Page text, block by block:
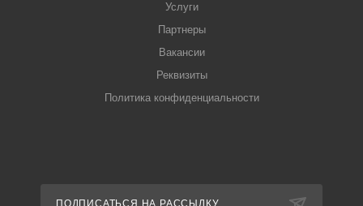
Услуги
Партнеры
Вакансии
Реквизиты
Политика конфиденциальности
ПОДПИСАТЬСЯ НА РАССЫЛКУ